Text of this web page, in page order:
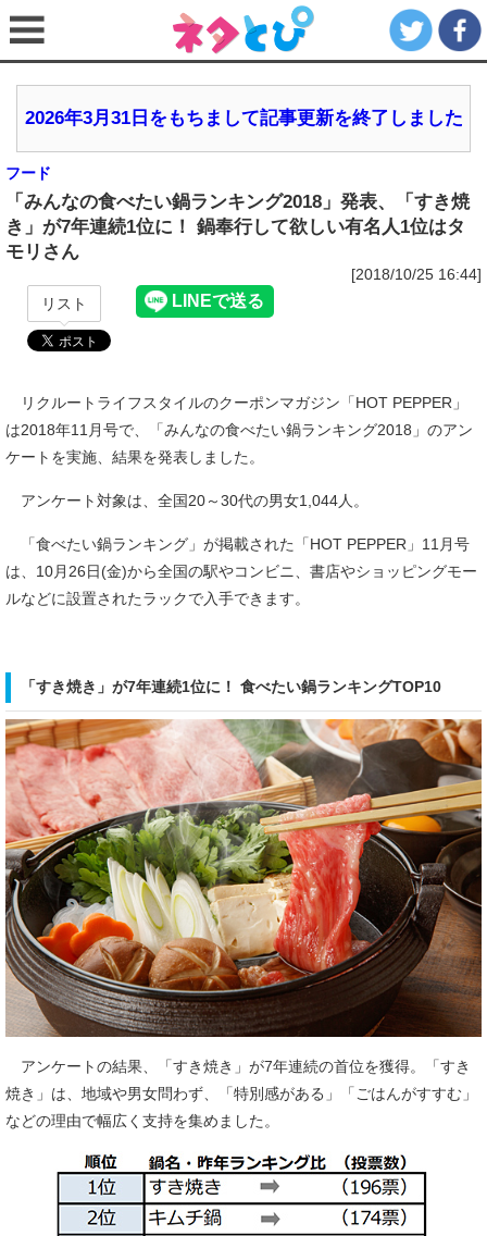
2026年3月31日をもちまして記事更新を終了しました
フード
「みんなの食べたい鍋ランキング2018」発表、「すき焼
き」が7年連続1位に！ 鍋奉行して欲しい有名人1位はタ
モリさん
[2018/10/25 16:44]
リスト
リクルートライフスタイルのクーポンマガジン「HOT PEPPER」
は2018年11月号で、「みんなの食べたい鍋ランキング2018」のアン
ケートを実施、結果を発表しました。
アンケート対象は、全国20～30代の男女1,044人。
「食べたい鍋ランキング」が掲載された「HOT PEPPER」11月号
は、10月26日(金)から全国の駅やコンビニ、書店やショッピングモー
ルなどに設置されたラックで入手できます。
「すき焼き」が7年連続1位に！ 食べたい鍋ランキングTOP10
アンケートの結果、「すき焼き」が7年連続の首位を獲得。「すき
焼き」は、地域や男女問わず、「特別感がある」「ごはんがすすむ」
などの理由で幅広く支持を集めました。